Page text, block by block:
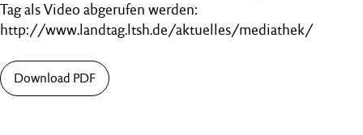
Tag als Video abgerufen werden:
http://www.landtag.ltsh.de/aktuelles/mediathek/
Download PDF